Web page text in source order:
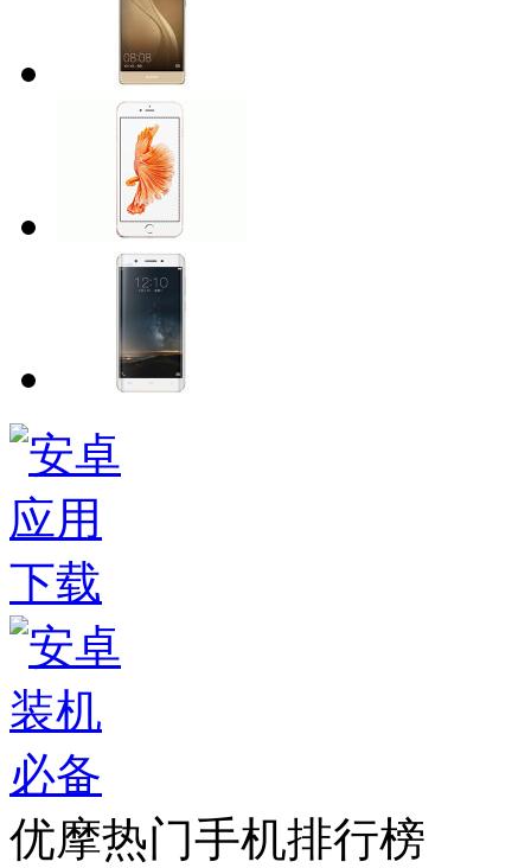
优摩热门手机排行榜